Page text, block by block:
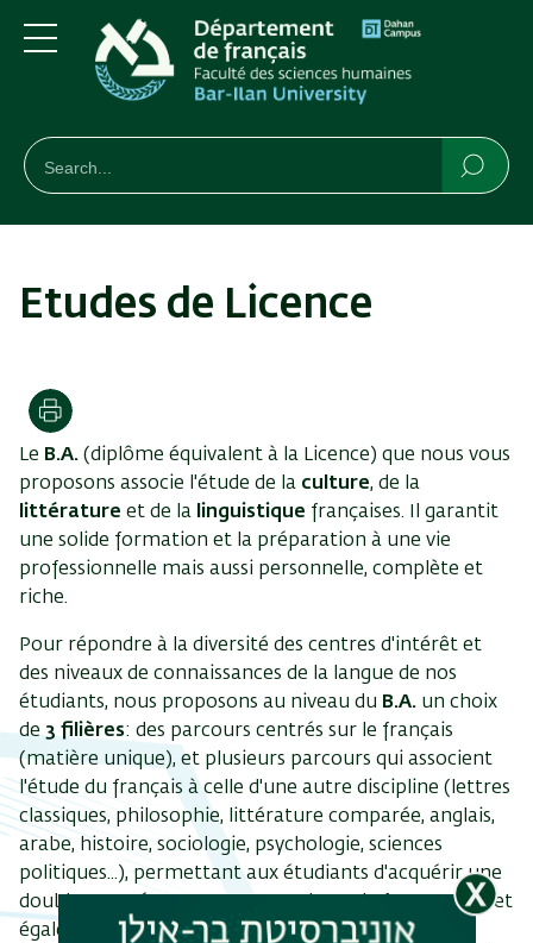
au
contenu
principal
to
main
Navigation
Menu
חיפוש
Rechercher
Etudes de Licence
Imprimer
Le B.A. (diplôme équivalent à la Licence) que nous vous
proposons associe l'étude de la culture, de la
littérature et de la linguistique françaises. Il garantit
une solide formation et la préparation à une vie
professionnelle mais aussi personnelle, complète et
riche.
Pour répondre à la diversité des centres d'intérêt et
des niveaux de connaissances de la langue de nos
étudiants, nous proposons au niveau du B.A. un choix
de 3 filières: des parcours centrés sur le français
(matière unique), et plusieurs parcours qui associent
l'étude du français à celle d'une autre discipline (lettres
classiques, philosophie, littérature comparée, anglais,
arabe, histoire, sociologie, psychologie, sciences
politiques...), permettant aux étudiants d'acquérir une
double compétence. Cette souplesse de forme permet
également l'élaboration de programmes de cours